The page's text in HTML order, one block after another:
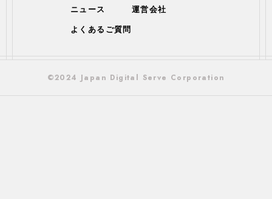
ニュース
よくあるご質問
運営会社
©2024 Japan Digital Serve Corporation